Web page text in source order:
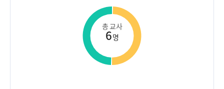
총 교사
6명